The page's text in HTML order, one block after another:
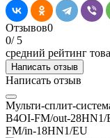
Отзывов0
0/ 5
средний рейтинг
Написать отзыв
Написать отзыв
Мульти-сплит-
B4OI-FM/out-
FM/in-18HN1/EU